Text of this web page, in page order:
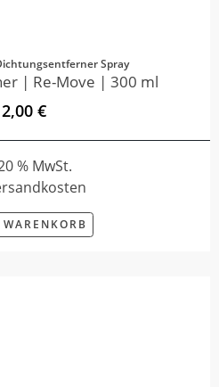
Spray
| Re-Move | 300 ml
€
% MwSt.